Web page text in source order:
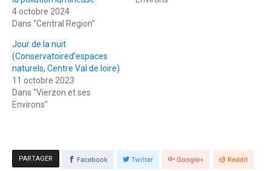
4 octobre 2024
Dans "Central Region"
Jour de la nuit
(Conservatoired’espaces
naturels, Centre Val de loire)
11 octobre 2023
Dans "Vierzon et ses
Environs"
PARTAGER Facebook Twitter Google+ Reddit